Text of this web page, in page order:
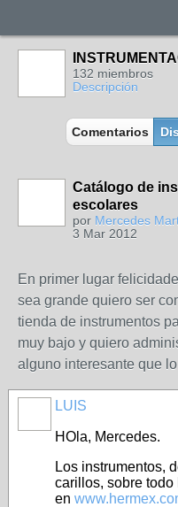
132 miembros
Descripción
Comentarios
Catálogo de
escolares
por Mercedes
3 Mar 2012
En primer lugar
sea grande quiero ser
tienda de instrumentos
muy bajo y quiero
alguno interesante que
LUIS
HOla, Mercedes.
Los instrumentos,
carillos, sobre todo
en